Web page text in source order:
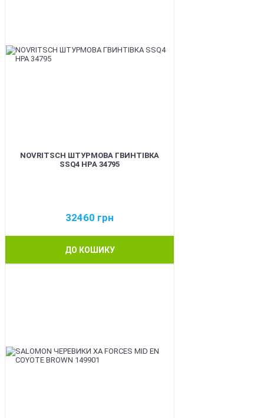
NOVRITSCH ШТУРМОВА ГВИНТІВКА
SSQ4 HPA 34795
32460 грн
ДО КОШИКУ